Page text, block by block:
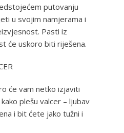
putovanju
u svojim namjerama i
Pasti iz
će uskoro biti riješena.
će vam netko izjaviti
plešu valcer – ljubav
i bit ćete jako tužni i